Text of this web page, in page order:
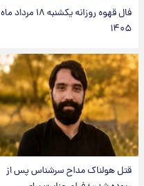
فال قهوه روزانه یکشنبه ۱۸ مرداد ماه
۱۴۰۵
قتل هولناک مداح سرشناس پس از